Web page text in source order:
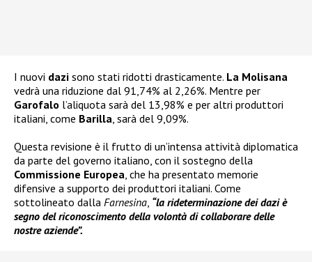
I nuovi dazi sono stati ridotti drasticamente. La Molisana
vedrà una riduzione dal 91,74% al 2,26%. Mentre per
Garofalo l’aliquota sarà del 13,98% e per altri produttori
italiani, come Barilla, sarà del 9,09%.
Questa revisione è il frutto di un’intensa attività diplomatica
da parte del governo italiano, con il sostegno della
Commissione Europea, che ha presentato memorie
difensive a supporto dei produttori italiani. Come
sottolineato dalla Farnesina, “la rideterminazione dei dazi è
segno del riconoscimento della volontà di collaborare delle
nostre aziende”.